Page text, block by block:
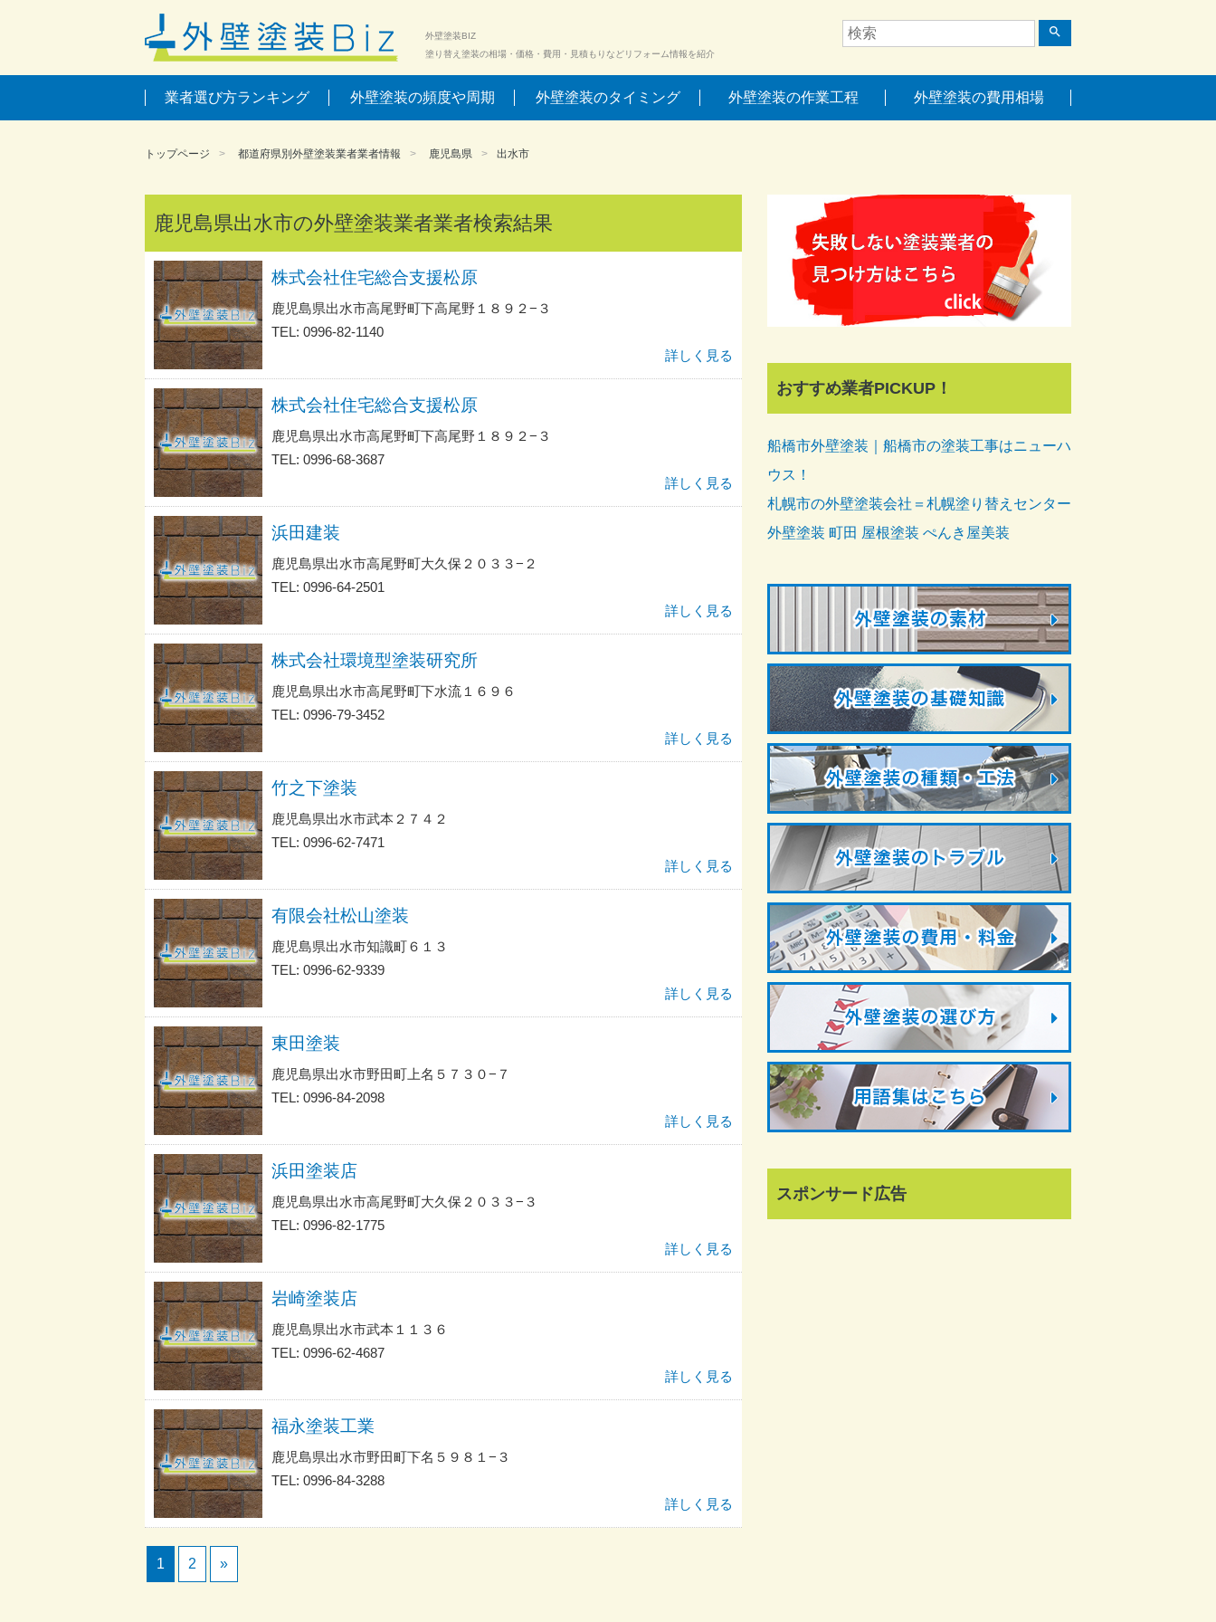
外壁塗装BIZ
塗り替え塗装の相場・価格・費用・見積もりなどリフォーム情報を紹介
search
業者選び方ランキング 外壁塗装の頻度や周期 外壁塗装のタイミング 外壁塗装の作業工程 外壁塗装の費用相場
トップページ 都道府県別外壁塗装業者業者情報 鹿児島県 出水市
鹿児島県出水市の外壁塗装業者業者検索結果
株式会社住宅総合支援松原
鹿児島県出水市高尾野町下高尾野１８９２−３
TEL: 0996-82-1140
詳しく見る
株式会社住宅総合支援松原
鹿児島県出水市高尾野町下高尾野１８９２−３
TEL: 0996-68-3687
詳しく見る
浜田建装
鹿児島県出水市高尾野町大久保２０３３−２
TEL: 0996-64-2501
詳しく見る
株式会社環境型塗装研究所
鹿児島県出水市高尾野町下水流１６９６
TEL: 0996-79-3452
詳しく見る
竹之下塗装
鹿児島県出水市武本２７４２
TEL: 0996-62-7471
詳しく見る
有限会社松山塗装
鹿児島県出水市知識町６１３
TEL: 0996-62-9339
詳しく見る
東田塗装
鹿児島県出水市野田町上名５７３０−７
TEL: 0996-84-2098
詳しく見る
浜田塗装店
鹿児島県出水市高尾野町大久保２０３３−３
TEL: 0996-82-1775
詳しく見る
岩崎塗装店
鹿児島県出水市武本１１３６
TEL: 0996-62-4687
詳しく見る
福永塗装工業
鹿児島県出水市野田町下名５９８１−３
TEL: 0996-84-3288
詳しく見る
1 2 »
おすすめ業者PICKUP！
船橋市外壁塗装｜船橋市の塗装工事はニューハ
ウス！
札幌市の外壁塗装会社＝札幌塗り替えセンター
外壁塗装 町田 屋根塗装 ぺんき屋美装
スポンサード広告